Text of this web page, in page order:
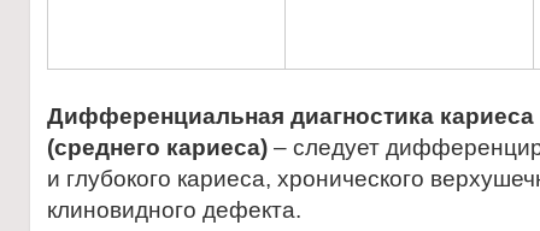
Дифференциальная диагностика кариеса
(среднего кариеса) – следует
и глубокого кариеса, хронического
клиновидного дефекта.